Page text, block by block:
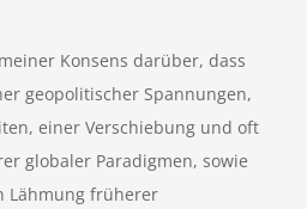
Konsens darüber, dass
geopolitischer Spannungen,
einer Verschiebung und oft
globaler Paradigmen, sowie
Lähmung früherer